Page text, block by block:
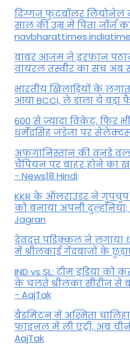
दिग्गज फुटबॉलर लियोनेल
साल की उम्र में पिता जॉर्ज
बाबर आजम ने इरफान पठान
वायरल तस्वीर का सच अब
भारतीय खिलाड़ियों के
आया BCCI, ले डाला ये बड़ा
600 से ज्यादा विकेट, फिर भी
धर्मेंद्रसिंह जडेजा पर
अफगानिस्तान की वनडे
चैंपियन पर बाहर होने का
- News18 Hindi
KKR के ऑलराउंडर ने गुपचुप
को बनाया अपनी
Jagran
देवदत्त पडिक्कल ने लगाया
में श्रीलंकाई गेंदबाजों के
IND vs SL: टीम इंड‍िया को
के चलते श्रीलंका सीरीज से
- AajTak
बैडमिंटन में अश्मिता
फाइनल में ली एंट्री, अब
AajTak